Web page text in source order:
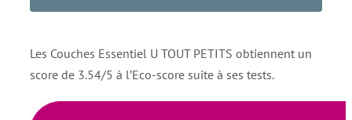
Les Couches Essentiel U TOUT PETITS obtiennent un
score de 3.54/5 à l’Eco-score suite à ses tests.